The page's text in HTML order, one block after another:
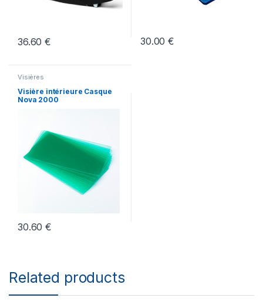
36.60€ 30.00€
Visières
Visière intérieure Casque
Nova 2000
30.60€
Related products